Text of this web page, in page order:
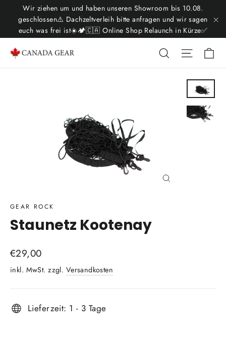
Inhalt
Wir ziehen um und haben unseren Showroom bis 10.08.
geschlossen⚠️ Dachzeltverleih bitte anfragen und wir sagen
euch was frei ist☀️🏕️🇨🇦 Online Shop Relaunch in Kürze✅
Suche
GEAR ROCK
Staunetz Kootenay
Normaler
Preis
€29,00
inkl. MwSt. zzgl. Versandkosten
Lieferzeit: 1 - 3 Tage